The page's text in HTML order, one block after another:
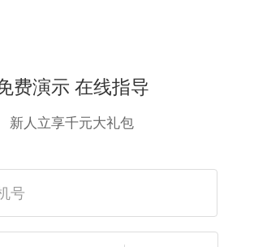
费演示 在线指导
新人立享千元大礼包